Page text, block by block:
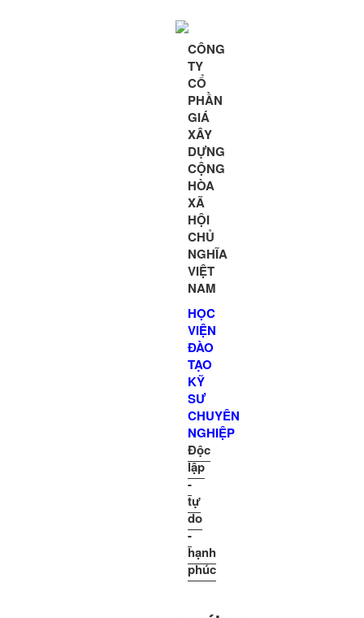
CÔNG
TY
CỔ
PHẦN
GIÁ
XÂY
DỰNG
CỘNG
HÒA
XÃ
HỘI
CHỦ
NGHĨA
VIỆT
NAM
HỌC
VIỆN
ĐÀO
TẠO
KỸ
SƯ
CHUYÊN
NGHIỆP
Độc
lập
-
tự
do
-
hạnh
phúc